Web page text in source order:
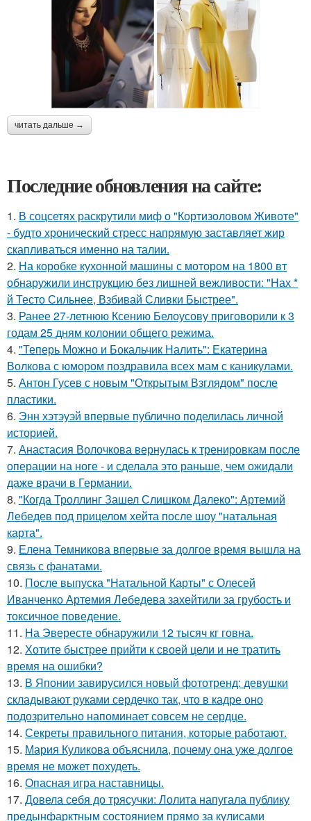
читать дальше →
Последние обновления на сайте:
1. В соцсетях раскрутили миф о "Кортизоловом Животе"
- будто хронический стресс напрямую заставляет жир
скапливаться именно на талии.
2. На коробке кухонной машины с мотором на 1800 вт
обнаружили инструкцию без лишней вежливости: "Нах *
й Тесто Сильнее, Взбивай Сливки Быстрее".
3. Ранее 27-летнюю Ксению Белоусову приговорили к 3
годам 25 дням колонии общего режима.
4. "Теперь Можно и Бокальчик Налить": Екатерина
Волкова с юмором поздравила всех мам с каникулами.
5. Антон Гусев с новым "Открытым Взглядом" после
пластики.
6. Энн хэтэуэй впервые публично поделилась личной
историей.
7. Анастасия Волочкова вернулась к тренировкам после
операции на ноге - и сделала это раньше, чем ожидали
даже врачи в Германии.
8. "Когда Троллинг Зашел Слишком Далеко": Артемий
Лебедев под прицелом хейта после шоу "натальная
карта".
9. Елена Темникова впервые за долгое время вышла на
связь с фанатами.
10. После выпуска "Натальной Карты" с Олесей
Иванченко Артемия Лебедева захейтили за грубость и
токсичное поведение.
11. На Эвересте обнаружили 12 тысяч кг говна.
12. Хотите быстрее прийти к своей цели и не тратить
время на ошибки?
13. В Японии завирусился новый фототренд: девушки
складывают руками сердечко так, что в кадре оно
подозрительно напоминает совсем не сердце.
14. Секреты правильного питания, которые работают.
15. Мария Куликова объяснила, почему она уже долгое
время не может похудеть.
16. Опасная игра наставницы.
17. Довела себя до трясучки: Лолита напугала публику
предынфарктным состоянием прямо за кулисами